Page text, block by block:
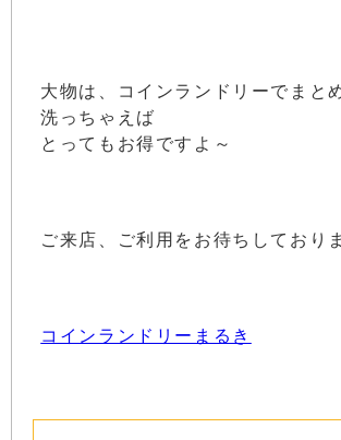
大物は、コインランドリーでまと
洗っちゃえば
とってもお得ですよ～
ご来店、ご利用をお待ちしており
コインランドリーまるき